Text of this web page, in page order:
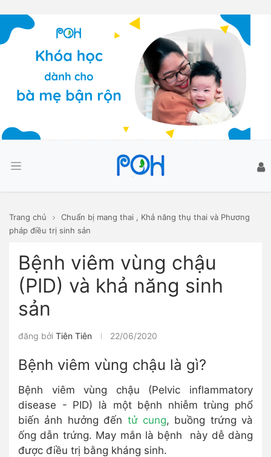
Trang chủ Chuẩn bị mang thai , Khả năng thụ thai và Phương
pháp điều trị sinh sản
Bệnh viêm vùng chậu
(PID) và khả năng sinh
sản
đăng bởi Tiên Tiên 22/06/2020
Bệnh viêm vùng chậu là gì?
Bệnh viêm vùng chậu (Pelvic inflammatory
disease - PID) là một bệnh nhiễm trùng phổ
biến ảnh hưởng đến tử cung, buồng trứng và
ống dẫn trứng. May mắn là bệnh này dễ dàng
được điều trị bằng kháng sinh.